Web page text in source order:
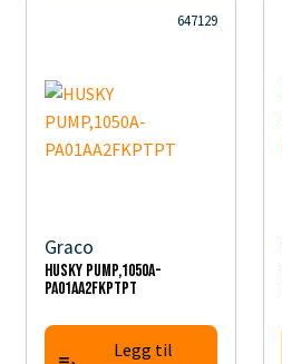
647129
Graco
HUSKY PUMP,1050A-
PA01AA2FKPTPT
Legg til